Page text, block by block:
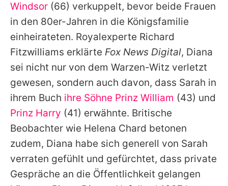
Windsor (66) verkuppelt, bevor beide Frauen
in den 80er-Jahren in die Königsfamilie
einheirateten. Royalexperte Richard
Fitzwilliams erklärte Fox News Digital, Diana
sei nicht nur von dem Warzen-Witz verletzt
gewesen, sondern auch davon, dass Sarah in
ihrem Buch ihre Söhne Prinz William (43) und
Prinz Harry (41) erwähnte. Britische
Beobachter wie Helena Chard betonen
zudem, Diana habe sich generell von Sarah
verraten gefühlt und gefürchtet, dass private
Gespräche an die Öffentlichkeit gelangen